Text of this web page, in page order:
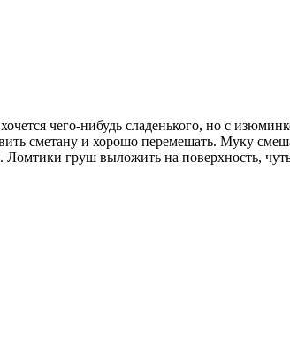
чего-нибудь сладенького, но с
сметану и хорошо перемешать. Муку
Ломтики груш выложить на поверхность,